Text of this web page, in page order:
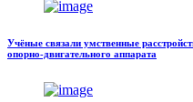
Учёные связали умственные
опорно-двигательного аппарата